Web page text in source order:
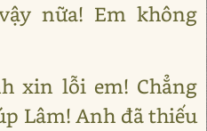
nữa! Em không
xin lỗi em! Chẳng
Lâm! Anh đã thiếu